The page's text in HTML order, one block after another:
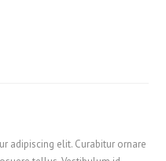
adipiscing elit. Curabitur ornare